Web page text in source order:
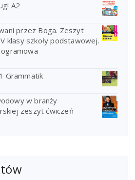
A2
przez Boga. Zeszyt
klasy szkoły podstawowej.
Grammatik
w branży
zeszyt ćwiczeń